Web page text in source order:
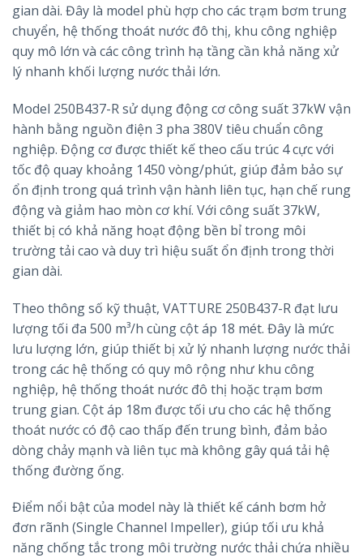
gian dài. Đây là model phù hợp cho các trạm bơm trung
chuyển, hệ thống thoát nước đô thị, khu công nghiệp
quy mô lớn và các công trình hạ tầng cần khả năng xử
lý nhanh khối lượng nước thải lớn.
Model 250B437-R sử dụng động cơ công suất 37kW vận
hành bằng nguồn điện 3 pha 380V tiêu chuẩn công
nghiệp. Động cơ được thiết kế theo cấu trúc 4 cực với
tốc độ quay khoảng 1450 vòng/phút, giúp đảm bảo sự
ổn định trong quá trình vận hành liên tục, hạn chế rung
động và giảm hao mòn cơ khí. Với công suất 37kW,
thiết bị có khả năng hoạt động bền bỉ trong môi
trường tải cao và duy trì hiệu suất ổn định trong thời
gian dài.
Theo thông số kỹ thuật, VATTURE 250B437-R đạt lưu
lượng tối đa 500 m³/h cùng cột áp 18 mét. Đây là mức
lưu lượng lớn, giúp thiết bị xử lý nhanh lượng nước thải
trong các hệ thống có quy mô rộng như khu công
nghiệp, hệ thống thoát nước đô thị hoặc trạm bơm
trung gian. Cột áp 18m được tối ưu cho các hệ thống
thoát nước có độ cao thấp đến trung bình, đảm bảo
dòng chảy mạnh và liên tục mà không gây quá tải hệ
thống đường ống.
Điểm nổi bật của model này là thiết kế cánh bơm hở
đơn rãnh (Single Channel Impeller), giúp tối ưu khả
năng chống tắc trong môi trường nước thải chứa nhiều